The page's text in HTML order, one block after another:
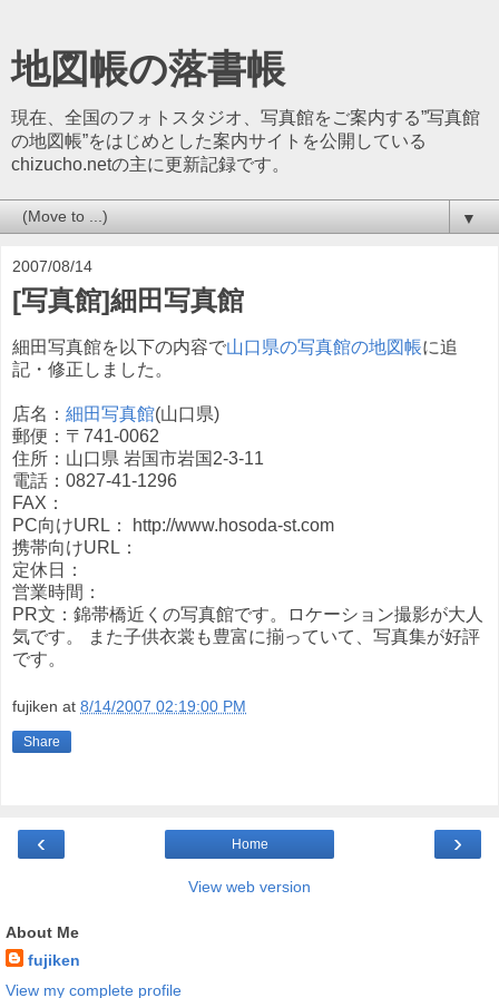
地図帳の落書帳
現在、全国のフォトスタジオ、写真館をご案内する”写真館
の地図帳”をはじめとした案内サイトを公開している
chizucho.netの主に更新記録です。
▼
2007/08/14
[写真館]細田写真館
細田写真館を以下の内容で山口県の写真館の地図帳に追
記・修正しました。
店名： 細田写真館(山口県)
郵便：〒741-0062
住所：山口県 岩国市岩国2-3-11
電話：0827-41-1296
FAX：
PC向けURL： http://www.hosoda-st.com
携帯向けURL：
定休日：
営業時間：
PR文：錦帯橋近くの写真館です。ロケーション撮影が大人
気です。 また子供衣裳も豊富に揃っていて、写真集が好評
です。
fujiken at 8/14/2007 02:19:00 PM
Share
‹ ›
Home
View web version
About Me
fujiken
View my complete profile